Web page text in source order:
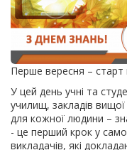
Перше вересня – старт
У цей день учні та
училищ, закладів вищої
для кожної людини –
- це перший крок у
викладачів, які